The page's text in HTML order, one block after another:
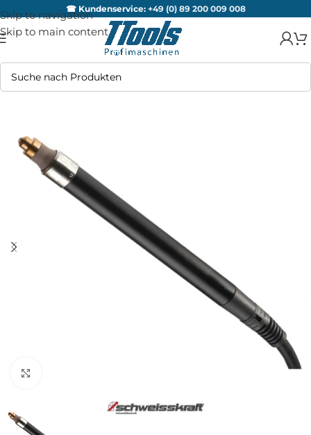
Skip to navigation
Skip to main content
☎ Kundenservice: +49 (0) 89 200 009 008